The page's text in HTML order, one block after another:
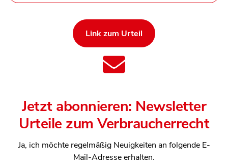
Link zum Urteil
Jetzt abonnieren: Newsletter
Urteile zum Verbraucherrecht
Ja, ich möchte regelmäßig Neuigkeiten an folgende E-
Mail-Adresse erhalten.